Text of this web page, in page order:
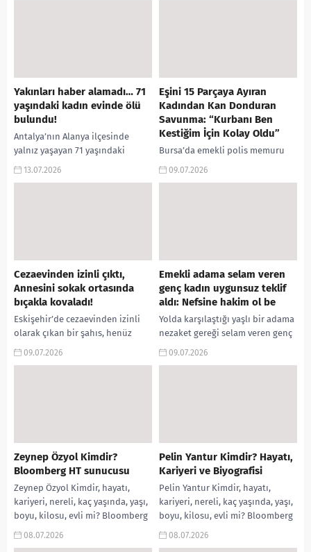
Yakınları haber alamadı… 71
yaşındaki kadın evinde ölü
bulundu!
Antalya’nın Alanya ilçesinde
yalnız yaşayan 71 yaşındaki
Alman uyruklu kadın,
13.07.2026
Eşini 15 Parçaya Ayıran
Kadından Kan Donduran
Savunma: “Kurbanı Ben
Kestiğim İçin Kolay Oldu”
Bursa’da emekli polis memuru
eşi Ali Fuat Uzunoğlu’nu (77)
09.07.2026
Cezaevinden izinli çıktı,
Annesini sokak ortasında
bıçakla kovaladı!
Eskişehir’de cezaevinden izinli
olarak çıkan bir şahıs, henüz
bilinmeyen bir nedenle annesini
09.07.2026
Emekli adama selam veren
genç kadın uygunsuz teklif
aldı: Nefsine hakim ol be
Yolda karşılaştığı yaşlı bir adama
nezaket gereği selam veren genç
kadın, hiç beklemediği bir
09.07.2026
Zeynep Özyol Kimdir?
Bloomberg HT sunucusu
Zeynep Özyol Kimdir, hayatı,
kariyeri, nereli, kaç yaşında, yaşı,
boyu, kilosu, evli mi? Bloomberg
HT sunucusu, burcu gibi
08.07.2026
Pelin Yantur Kimdir? Hayatı,
Kariyeri ve Biyografisi
Pelin Yantur Kimdir, hayatı,
kariyeri, nereli, kaç yaşında, yaşı,
boyu, kilosu, evli mi? Bloomberg
HT sunucusu, burcu gibi
08.07.2026